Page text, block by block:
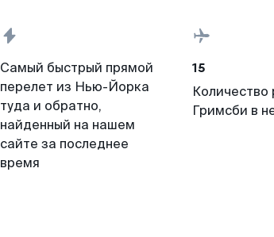
Самый быстрый прямой
перелет из Нью-Йорка
туда и обратно,
найденный на нашем
сайте за последнее
время
15
Количество
Гримсби в